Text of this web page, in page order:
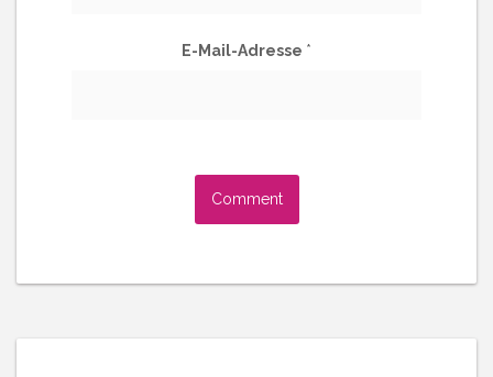
E-Mail-Adresse *